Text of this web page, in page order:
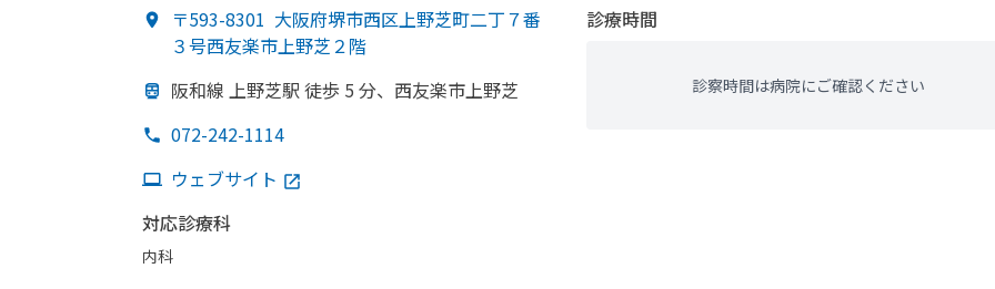
〒593-8301 大阪府堺市西区上野芝町二丁７番
３号西友楽市上野芝２階
阪和線 上野芝駅 徒歩 5 分、 西友楽市上野芝
072-242-1114
ウェブサイト
対応診療科
内科
診療時間
診察時間は病院にご確認ください